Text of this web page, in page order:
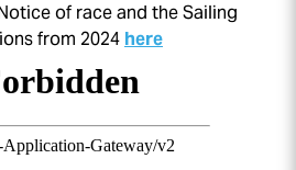
of race and the Sailing
from 2024 here